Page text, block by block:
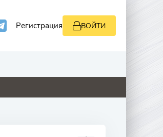
Регистрация ВОЙТИ
4.1 2.9